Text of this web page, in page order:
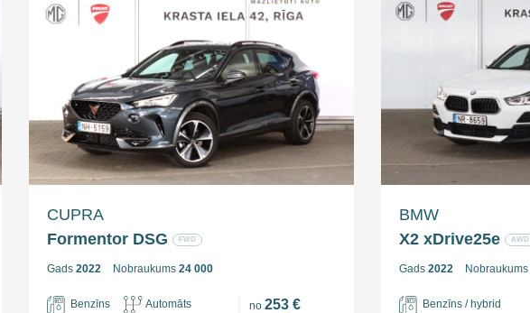
CUPRA
Formentor DSG
FWD
Gads 2022 Nobraukums 24 000
Benzīns Automāts no 253 €
BMW
X2 xDrive25e
AWD
Gads 2022 Nobraukums
Benzīns / hybrid